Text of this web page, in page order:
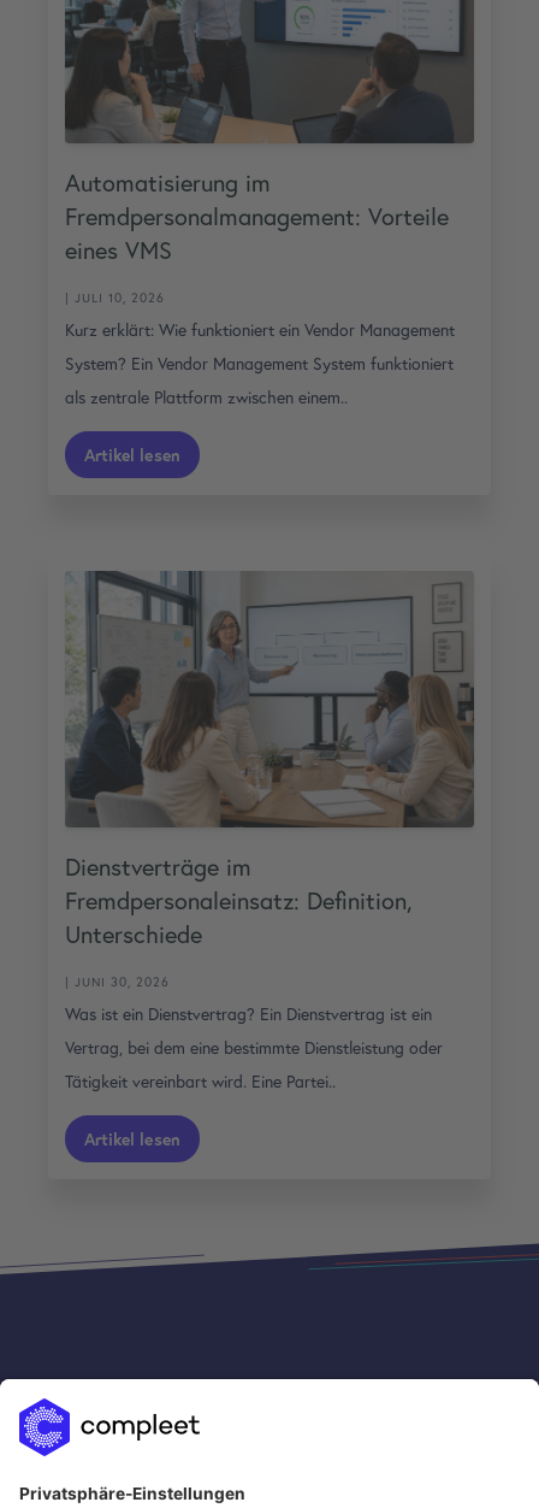
Automatisierung im
Fremdpersonalmanagement: Vorteile
eines VMS
| JULI 10, 2026
Kurz erklärt: Wie funktioniert ein Vendor Management
System? Ein Vendor Management System funktioniert
als zentrale Plattform zwischen einem..
Artikel lesen
Dienstverträge im
Fremdpersonaleinsatz: Definition,
Unterschiede
| JUNI 30, 2026
Was ist ein Dienstvertrag? Ein Dienstvertrag ist ein
Vertrag, bei dem eine bestimmte Dienstleistung oder
Tätigkeit vereinbart wird. Eine Partei..
Artikel lesen